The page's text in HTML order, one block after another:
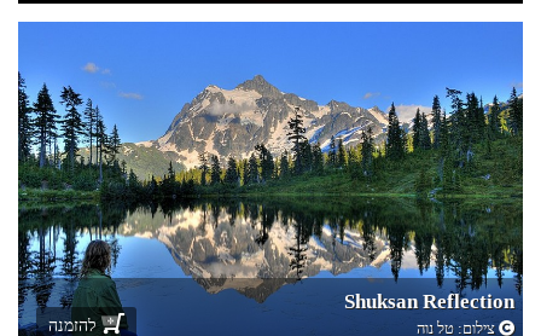
Shuksan Reflection
צילום: טל נוה להזמנה